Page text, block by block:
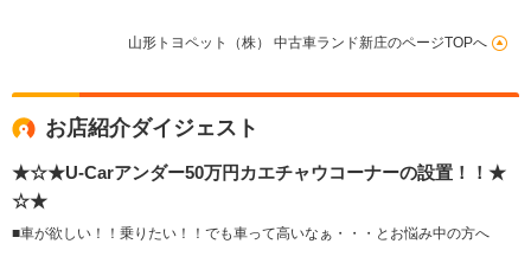
山形トヨペット（株） 中古車ランド新庄のページTOPへ
お店紹介ダイジェスト
★☆★U-Carアンダー50万円カエチャウコーナーの設置！！★
☆★
■車が欲しい！！乗りたい！！でも車って高いなぁ・・・とお悩み中の方へ